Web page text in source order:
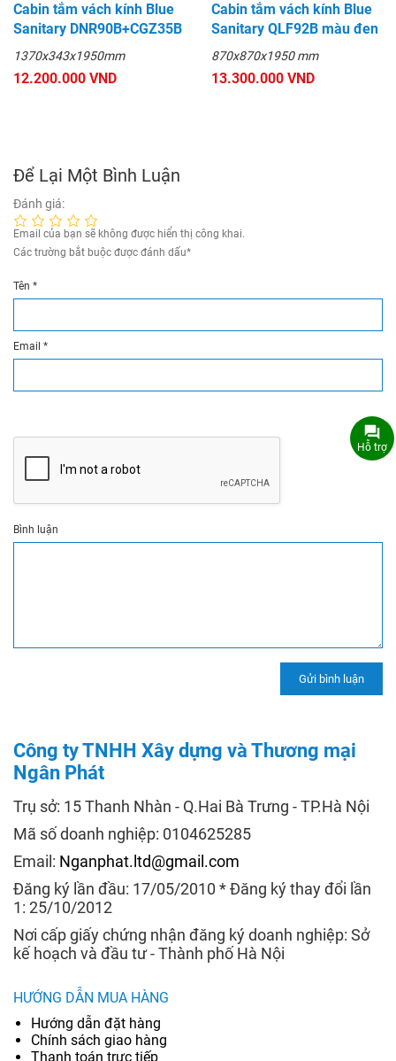
Cabin tắm vách kính Blue
Sanitary DNR90B+CGZ35B
1370x343x1950mm
12.200.000 VND
Cabin tắm vách kính Blue
Sanitary QLF92B màu đen
870x870x1950 mm
13.300.000 VND
Để Lại Một Bình Luận
Đánh giá:
Email của bạn sẽ không được hiển thị công khai.
Các trường bắt buộc được đánh dấu*
Tên *
Email *
Bình luận
Công ty TNHH Xây dựng và Thương mại
Ngân Phát
Trụ sở: 15 Thanh Nhàn - Q.Hai Bà Trưng - TP.Hà Nội
Mã số doanh nghiệp: 0104625285
Email: Nganphat.ltd@gmail.com
Đăng ký lần đầu: 17/05/2010 * Đăng ký thay đổi lần
1: 25/10/2012
Nơi cấp giấy chứng nhận đăng ký doanh nghiệp: Sở
kế hoạch và đầu tư - Thành phố Hà Nội
HƯỚNG DẪN MUA HÀNG
Hướng dẫn đặt hàng
Chính sách giao hàng
Thanh toán trực tiếp
Hỗ trợ